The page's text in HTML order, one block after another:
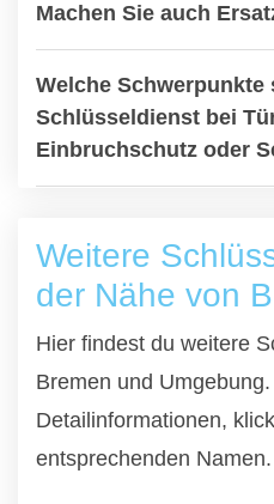
Machen Sie auch
Welche Schwerpunkte
Schlüsseldienst bei
Einbruchschutz oder
Weitere
der Nähe von
Hier findest du weitere
Bremen und
Detailinformationen,
entsprechenden Namen.